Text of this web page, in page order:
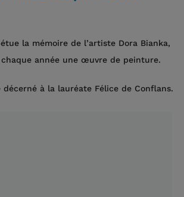
la mémoire de l’artiste Dora Bianka,
année une œuvre de peinture.
décerné à la lauréate Félice de Conflans.